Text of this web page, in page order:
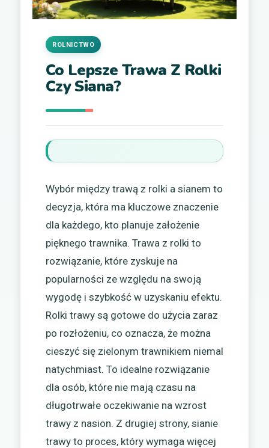
Co Lepsze Trawa Z Rolki
Czy Siana?
ROLNICTWO
Wybór między trawą z rolki a sianem to
decyzja, która ma kluczowe znaczenie
dla każdego, kto planuje założenie
pięknego trawnika. Trawa z rolki to
rozwiązanie, które zyskuje na
popularności ze względu na swoją
wygodę i szybkość w uzyskaniu efektu.
Rolki trawy są gotowe do użycia zaraz
po rozłożeniu, co oznacza, że można
cieszyć się zielonym trawnikiem niemal
natychmiast. To idealne rozwiązanie
dla osób, które nie mają czasu na
długotrwałe oczekiwanie na wzrost
trawy z nasion. Z drugiej strony, sianie
trawy to proces, który wymaga więcej